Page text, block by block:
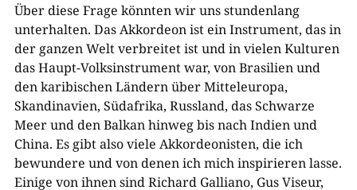
Über diese Frage könnten wir uns stundenlang
unterhalten. Das Akkordeon ist ein Instrument, das in
der ganzen Welt verbreitet ist und in vielen Kulturen
das Haupt-Volksinstrument war, von Brasilien und
den karibischen Ländern über Mitteleuropa,
Skandinavien, Südafrika, Russland, das Schwarze
Meer und den Balkan hinweg bis nach Indien und
China. Es gibt also viele Akkordeonisten, die ich
bewundere und von denen ich mich inspirieren lasse.
Einige von ihnen sind Richard Galliano, Gus Viseur,